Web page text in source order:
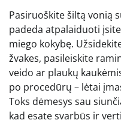
Pasiruoškite šiltą vonią
padeda atpalaiduoti
miego kokybę.
žvakes, pasileiskite
veido ar plaukų
po procedūrų – lėtai
Toks dėmesys sau
kad esate svarbūs ir